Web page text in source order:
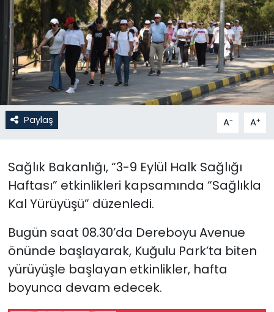
Paylaş A- A+
Sağlık Bakanlığı, “3-9 Eylül Halk Sağlığı
Haftası” etkinlikleri kapsamında “Sağlıkla
Kal Yürüyüşü” düzenledi.
Bugün saat 08.30’da Dereboyu Avenue
önünde başlayarak, Kuğulu Park’ta biten
yürüyüşle başlayan etkinlikler, hafta
boyunca devam edecek.
KKTC YEREL SEÇİM 2018
Kültür Sanat
Magazin
Moda
Otomobil Dünyası
Politika
SAĞLIK
Spor